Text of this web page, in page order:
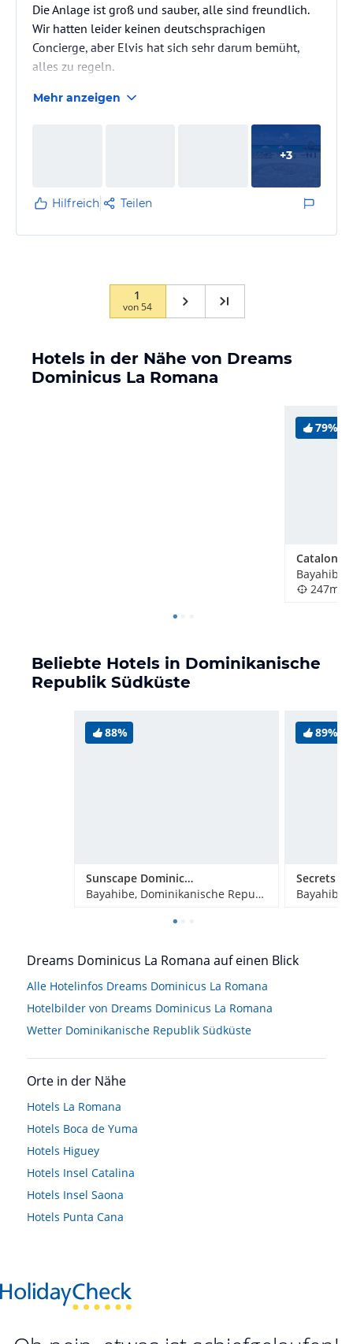
Die Anlage ist groß und sauber, alle sind freundlich.
Wir hatten leider keinen deutschsprachigen
Concierge, aber Elvis hat sich sehr darum bemüht,
alles zu regeln.
Wir hätten uns mehr Fisch oder Meeresfrüchte
gewünscht. In das französische Restaurant darf man
nur mit Hemd, Hose und geschlossenen Schuhen.
Nicht jeder hat solche Kleidung für den Strandurlaub
Die Zimmer sind sehr hellhörig. Auf jeden Fall
nicht verkehrt, sie…
Mehr anzeigen
+3
Hilfreich Teilen
1
von54
Hotels in der Nähe von Dreams
Dominicus La Romana
79%
247m
Beliebte Hotels in Dominikanische
Republik Südküste
88%
Sunscape Dominicus La Romana
Bayahibe, Dominikanische Republik
89%
Dreams Dominicus La Romana auf einen Blick
Alle Hotelinfos Dreams Dominicus La Romana
Hotelbilder von Dreams Dominicus La Romana
Wetter Dominikanische Republik Südküste
Orte in der Nähe
Hotels La Romana
Hotels Boca de Yuma
Hotels Higuey
Hotels Insel Catalina
Hotels Insel Saona
Hotels Punta Cana